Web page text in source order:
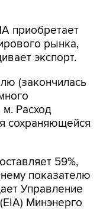
приобретает
рынка,
экспорт.
(закончилась
м. Расход
сохраняющейся
59%,
показателю
Управление
Минэнерго